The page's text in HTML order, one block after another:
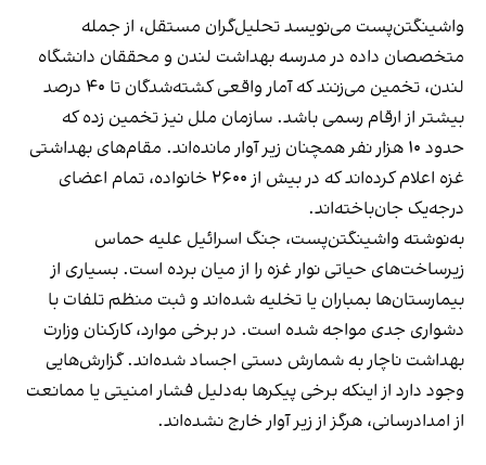
واشینگتن‌پست می‌نویسد تحلیل‌گران مستقل، از جمله
متخصصان داده در مدرسه بهداشت لندن و محققان دانشگاه
لندن، تخمین می‌زنند که آمار واقعی کشته‌شدگان تا ۴۰ درصد
بیشتر از ارقام رسمی باشد. سازمان ملل نیز تخمین زده که
حدود ۱۰ هزار نفر همچنان زیر آوار مانده‌اند. مقام‌های بهداشتی
غزه اعلام کرده‌اند که در بیش از ۲۶۰۰ خانواده، تمام اعضای
درجه‌یک جان‌باخته‌اند.
به‌نوشته واشینگتن‌پست، جنگ اسرائیل علیه حماس
زیرساخت‌های حیاتی نوار غزه را از میان برده است. بسیاری از
بیمارستان‌ها بمباران یا تخلیه شده‌اند و ثبت منظم تلفات با
دشواری جدی مواجه شده است. در برخی موارد، کارکنان وزارت
بهداشت ناچار به شمارش دستی اجساد شده‌اند. گزارش‌هایی
وجود دارد از اینکه برخی پیکرها به‌دلیل فشار امنیتی یا ممانعت
از امدادرسانی، هرگز از زیر آوار خارج نشده‌اند.